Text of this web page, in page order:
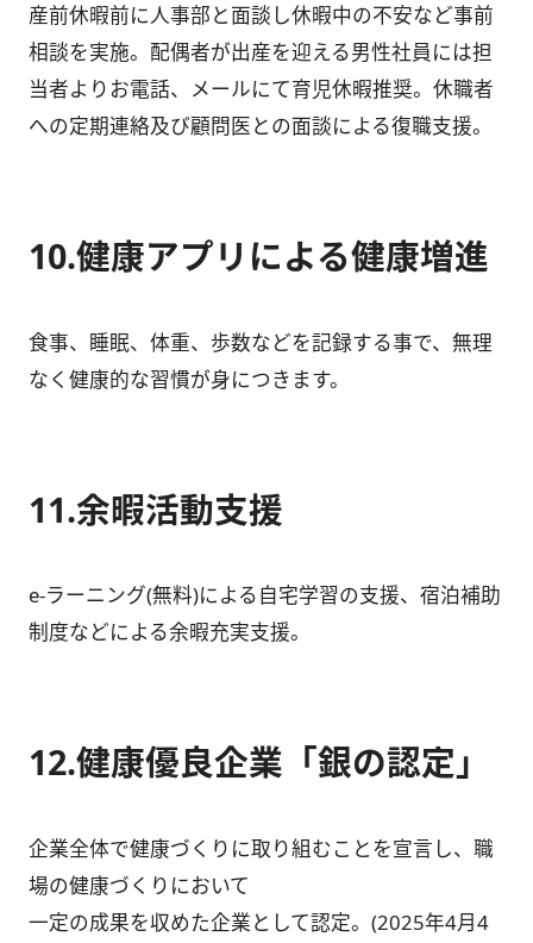
産前休暇前に人事部と面談し休暇中の不安など事前
相談を実施。配偶者が出産を迎える男性社員には担
当者よりお電話、メールにて育児休暇推奨。休職者
への定期連絡及び顧問医との面談による復職支援。
10.健康アプリによる健康増進
食事、睡眠、体重、歩数などを記録する事で、無理
なく健康的な習慣が身につきます。
11.余暇活動支援
e-ラーニング(無料)による自宅学習の支援、宿泊補助
制度などによる余暇充実支援。
12.健康優良企業「銀の認定」
企業全体で健康づくりに取り組むことを宣言し、職
場の健康づくりにおいて
一定の成果を収めた企業として認定。(2025年4月4